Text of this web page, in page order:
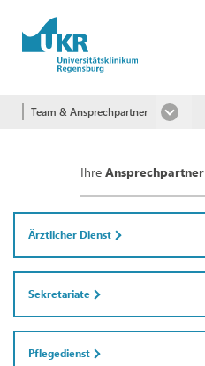
Springe zum Hauptinhalt
Team & Ansprechpartner
Ihre Ansprechpartner
Ärztlicher Dienst
Sekretariate
Pflegedienst